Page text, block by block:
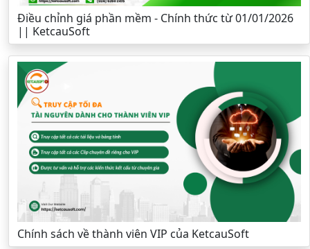
Điều chỉnh giá phần mềm - Chính thức từ 01/01/2026
|| KetcauSoft
Chính sách về thành viên VIP của KetcauSoft